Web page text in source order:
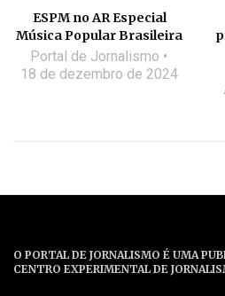
ESPM no AR Especial
Música Popular Brasileira
Portal de Jornalismo
18 de dezembro de 2024
O PORTAL DE JORNALISMO É UMA
CENTRO EXPERIMENTAL DE